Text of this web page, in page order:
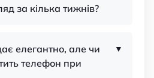
за кілька тижнів?
елегантно, але чи
телефон при